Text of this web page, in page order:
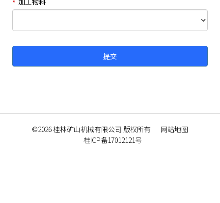
©2026桂林矿山机械有限公司 版权所有
网站地图
桂ICP备17012121号